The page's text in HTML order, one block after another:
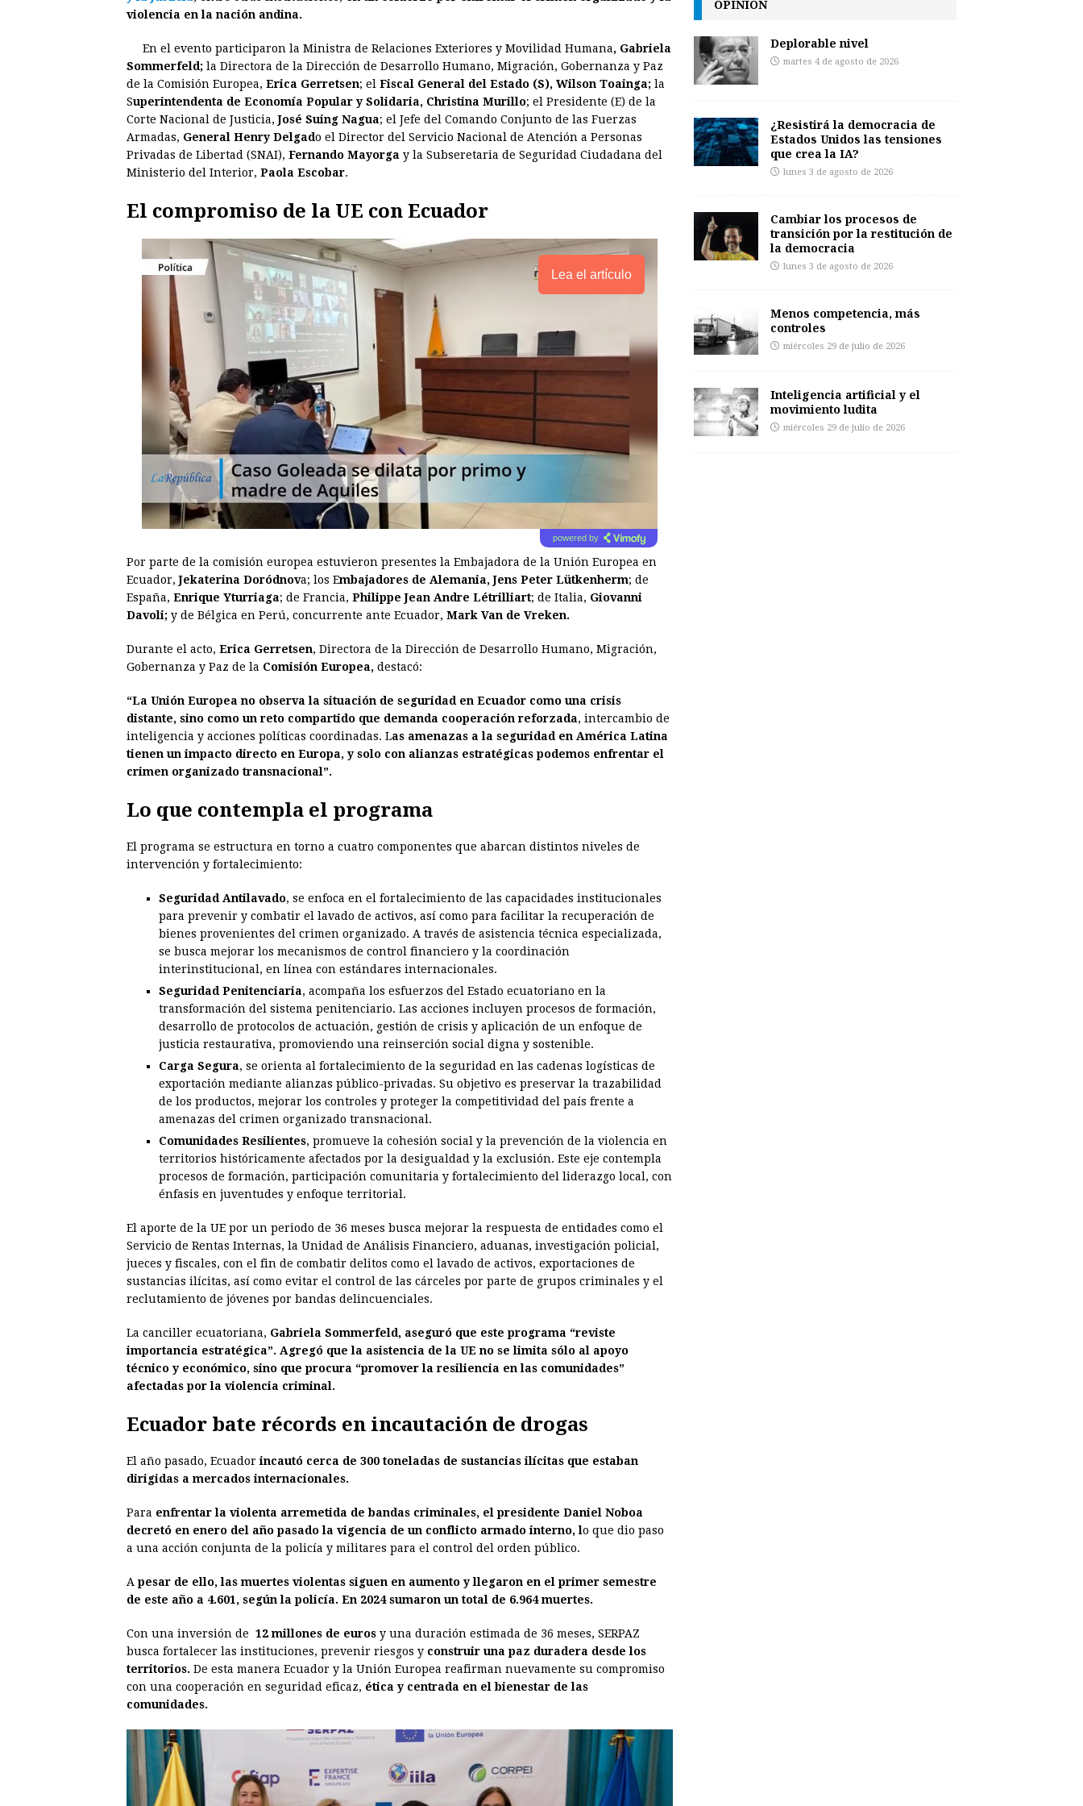
b
o
k
e
g
e
r
s
A
p
p
a
s
e
s
t
I
n
n
k
violencia en la nación andina.
En el evento participaron la Ministra de Relaciones Exteriores y Movilidad Humana, Gabriela
Sommerfeld; la Directora de la Dirección de Desarrollo Humano, Migración, Gobernanza y Paz
de la Comisión Europea, Erica Gerretsen; el Fiscal General del Estado (S), Wilson Toainga; la
Superintendenta de Economía Popular y Solidaria, Christina Murillo; el Presidente (E) de la
Corte Nacional de Justicia,José Suing Nagua; el Jefe del Comando Conjunto de las Fuerzas
Armadas, General Henry Delgado el Director del Servicio Nacional de Atención a Personas
Privadas de Libertad (SNAI), Fernando Mayorga y la Subseretaria de Seguridad Ciudadana del
Ministerio del Interior, Paola Escobar.
El compromiso de la UE con Ecuador
Lea el artículo
powered by
Por parte de la comisión europea estuvieron presentes la Embajadora de la Unión Europea en
Ecuador, Jekaterina Doródnova; los Embajadores de Alemania, Jens Peter Lütkenherm; de
España, Enrique Yturriaga; de Francia, Philippe Jean Andre Létrilliart; de Italia, Giovanni
Davoli; y de Bélgica en Perú, concurrente ante Ecuador, Mark Van de Vreken.
Durante el acto, Erica Gerretsen, Directora de la Dirección de Desarrollo Humano, Migración,
Gobernanza y Paz de la Comisión Europea, destacó:
“La Unión Europea no observa la situación de seguridad en Ecuador como una crisis
distante, sino como un reto compartido que demanda cooperación reforzada, intercambio de
inteligencia y acciones políticas coordinadas. Las amenazas a la seguridad en América Latina
tienen un impacto directo en Europa, y solo con alianzas estratégicas podemos enfrentar el
crimen organizado transnacional”.
Lo que contempla el programa
El programa se estructura en torno a cuatro componentes que abarcan distintos niveles de
intervención y fortalecimiento:
Seguridad Antilavado, se enfoca en el fortalecimiento de las capacidades institucionales
para prevenir y combatir el lavado de activos, así como para facilitar la recuperación de
bienes provenientes del crimen organizado. A través de asistencia técnica especializada,
se busca mejorar los mecanismos de control financiero y la coordinación
interinstitucional, en línea con estándares internacionales.
Seguridad Penitenciaria, acompaña los esfuerzos del Estado ecuatoriano en la
transformación del sistema penitenciario. Las acciones incluyen procesos de formación,
desarrollo de protocolos de actuación, gestión de crisis y aplicación de un enfoque de
justicia restaurativa, promoviendo una reinserción social digna y sostenible.
Carga Segura, se orienta al fortalecimiento de la seguridad en las cadenas logísticas de
exportación mediante alianzas público-privadas. Su objetivo es preservar la trazabilidad
de los productos, mejorar los controles y proteger la competitividad del país frente a
amenazas del crimen organizado transnacional.
Comunidades Resilientes, promueve la cohesión social y la prevención de la violencia en
territorios históricamente afectados por la desigualdad y la exclusión. Este eje contempla
procesos de formación, participación comunitaria y fortalecimiento del liderazgo local, con
énfasis en juventudes y enfoque territorial.
El aporte de la UE por un periodo de 36 meses busca mejorar la respuesta de entidades como el
Servicio de Rentas Internas, la Unidad de Análisis Financiero, aduanas, investigación policial,
jueces y fiscales, con el fin de combatir delitos como el lavado de activos, exportaciones de
sustancias ilícitas, así como evitar el control de las cárceles por parte de grupos criminales y el
reclutamiento de jóvenes por bandas delincuenciales.
La canciller ecuatoriana, Gabriela Sommerfeld, aseguró que este programa “reviste
importancia estratégica”. Agregó que la asistencia de la UE no se limita sólo al apoyo
técnico y económico, sino que procura “promover la resiliencia en las comunidades”
afectadas por la violencia criminal.
Ecuador bate récords en incautación de drogas
El año pasado, Ecuadorincautó cerca de 300 toneladas de sustancias ilícitas que estaban
dirigidas a mercados internacionales.
Para enfrentar la violenta arremetida de bandas criminales, el presidente Daniel Noboa
decretó en enero del año pasado la vigencia de un conflicto armado interno, lo que dio paso
a una acción conjunta de la policía y militares para el control del orden público.
A pesar de ello, las muertes violentas siguen en aumento y llegaron en el primer semestre
de este año a 4.601, según la policía. En 2024 sumaron un total de 6.964 muertes.
Con una inversión de 12 millones de euros y una duración estimada de 36 meses, SERPAZ
busca fortalecer las instituciones, prevenir riesgos y construir una paz duradera desde los
territorios. De esta manera Ecuador y la Unión Europea reafirman nuevamente su compromiso
con una cooperación en seguridad eficaz, ética y centrada en el bienestar de las
comunidades.
OPINIÓN
Deplorable nivel
martes 4 de agosto de 2026
¿Resistirá la democracia de
Estados Unidos las tensiones
que crea la IA?
lunes 3 de agosto de 2026
Cambiar los procesos de
transición por la restitución de
la democracia
lunes 3 de agosto de 2026
Menos competencia, más
controles
miércoles 29 de julio de 2026
Inteligencia artificial y el
movimiento ludita
miércoles 29 de julio de 2026